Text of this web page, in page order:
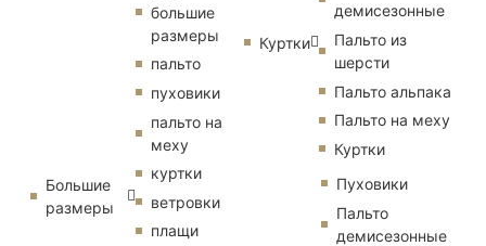
Большие
размеры
большие
размеры
пальто
пуховики
пальто на
меху
куртки
ветровки
плащи
Куртки
демисезонные
Пальто из
шерсти
Пальто альпака
Пальто на меху
Куртки
Пуховики
Пальто
демисезонные